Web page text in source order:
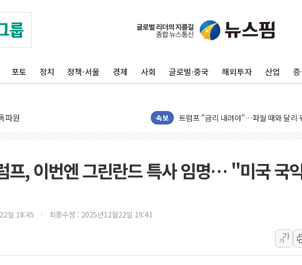
포토 정치 정책·서울 경제 사회 글로벌·중국 해외투자 산업
파원 속보
뉴욕증시 프리뷰, 美 고용 쇼크에 금리
[종합] 美 7월 고용 2만3000명 감소 '
뉴욕증시 개장 전 특징주...아틀라시안
보훈부, 미 DPAA와 MOU… "6·25 미
특정 정치인 측근 포항시 정책특보 내정
李 "해남 태양광, 대한민국 다음 100년
트럼프, 中 겨냥 폴리실리콘 관세 15%
[사진] 빈살만과 에르도안의 만남
황희 '폐버스 청년주택' SNS 글 역풍에
폭염 누그러지고 가뭄 숙지나...경북동
프, 이번엔 그린란드 특사 임명… "미국 국
일 18:45 최종수정 : 2025년12월22일 19:41
가
가